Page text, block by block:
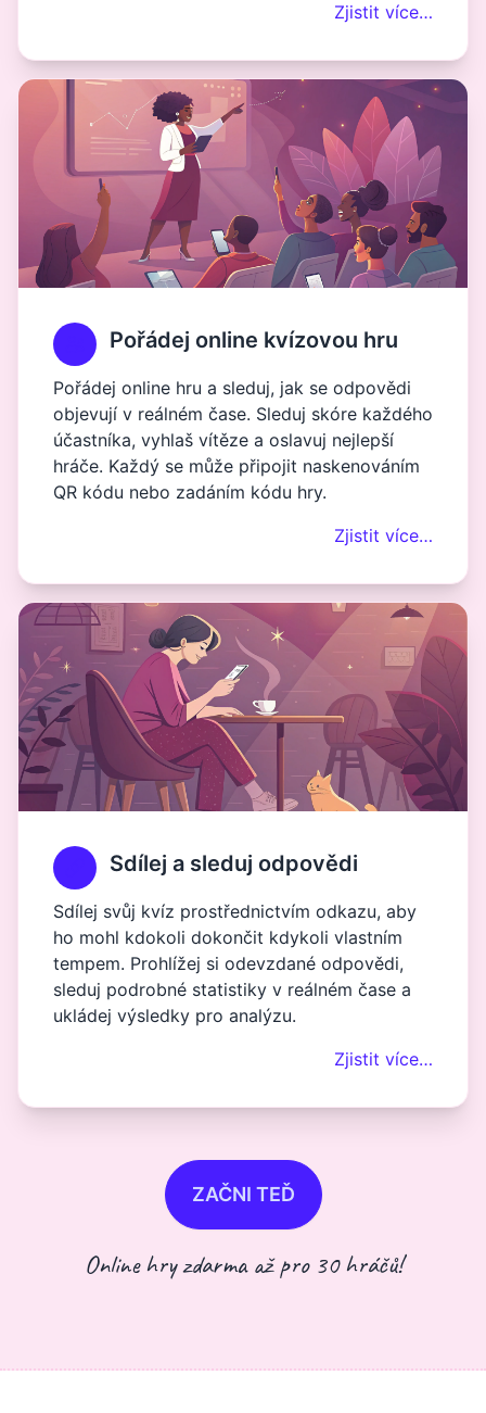
Zjistit více…
Pořádej online kvízovou hru
Pořádej online hru a sleduj, jak se odpovědi
objevují v reálném čase. Sleduj skóre každého
účastníka, vyhlaš vítěze a oslavuj nejlepší
hráče. Každý se může připojit naskenováním
QR kódu nebo zadáním kódu hry.
Zjistit více…
Sdílej a sleduj odpovědi
Sdílej svůj kvíz prostřednictvím odkazu, aby
ho mohl kdokoli dokončit kdykoli vlastním
tempem. Prohlížej si odevzdané odpovědi,
sleduj podrobné statistiky v reálném čase a
ukládej výsledky pro analýzu.
Zjistit více…
ZAČNI TEĎ
Online hry zdarma až pro 30 hráčů!